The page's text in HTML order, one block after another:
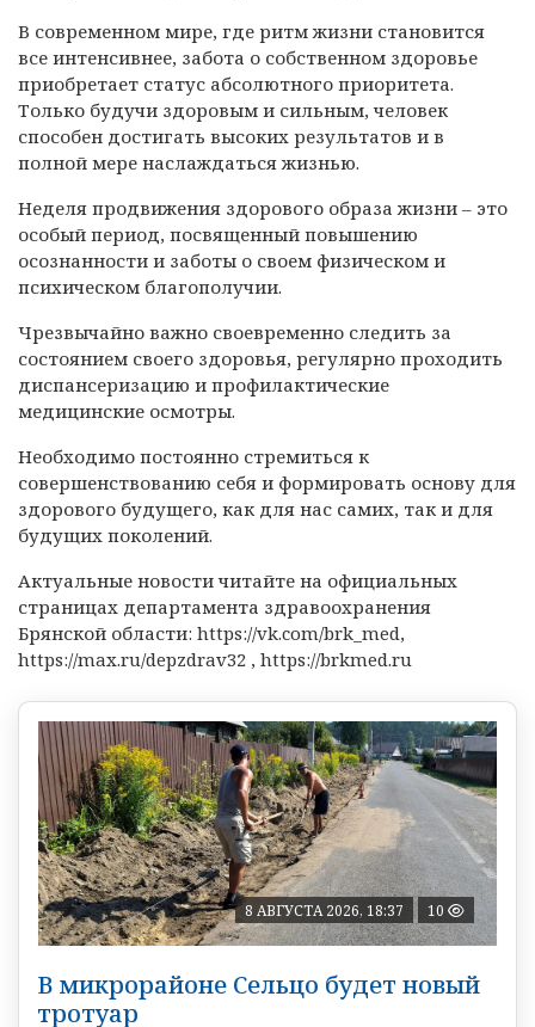
В современном мире, где ритм жизни становится
все интенсивнее, забота о собственном здоровье
приобретает статус абсолютного приоритета.
Только будучи здоровым и сильным, человек
способен достигать высоких результатов и в
полной мере наслаждаться жизнью.
Неделя продвижения здорового образа жизни – это
особый период, посвященный повышению
осознанности и заботы о своем физическом и
психическом благополучии.
Чрезвычайно важно своевременно следить за
состоянием своего здоровья, регулярно проходить
диспансеризацию и профилактические
медицинские осмотры.
Необходимо постоянно стремиться к
совершенствованию себя и формировать основу для
здорового будущего, как для нас самих, так и для
будущих поколений.
Актуальные новости читайте на официальных
страницах департамента здравоохранения
Брянской области: https://vk.com/brk_med,
https://max.ru/depzdrav32 , https://brkmed.ru
8 АВГУСТА 2026, 18:37 10
В микрорайоне Сельцо будет новый
тротуар